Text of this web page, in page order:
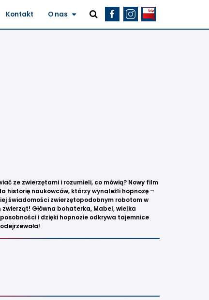
Kontakt O nas
ze zwierzętami i rozumieli, co mówią? Nowy film
historię naukowców, którzy wynaleźli hopnozę –
świadomości zwierzętopodobnym robotom w
Główna bohaterka, Mabel, wielka
i dzięki hopnozie odkrywa tajemnice